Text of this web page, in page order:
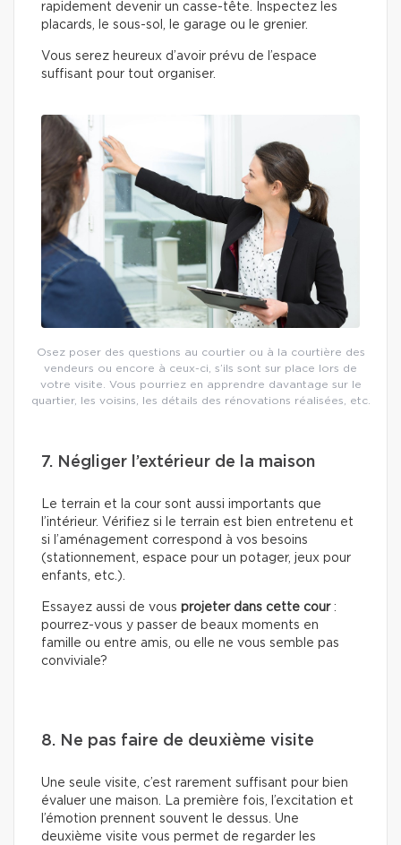
rapidement devenir un casse-tête. Inspectez les
placards, le sous-sol, le garage ou le grenier.
Vous serez heureux d’avoir prévu de l’espace
suffisant pour tout organiser.
Osez poser des questions au courtier ou à la courtière des
vendeurs ou encore à ceux-ci, s’ils sont sur place lors de
votre visite. Vous pourriez en apprendre davantage sur le
quartier, les voisins, les détails des rénovations réalisées, etc.
7. Négliger l’extérieur de la maison
Le terrain et la cour sont aussi importants que
l’intérieur. Vérifiez si le terrain est bien entretenu et
si l’aménagement correspond à vos besoins
(stationnement, espace pour un potager, jeux pour
enfants, etc.).
Essayez aussi de vous projeter dans cette cour:
pourrez-vous y passer de beaux moments en
famille ou entre amis, ou elle ne vous semble pas
conviviale?
8. Ne pas faire de deuxième visite
Une seule visite, c’est rarement suffisant pour bien
évaluer une maison. La première fois, l’excitation et
l’émotion prennent souvent le dessus. Une
deuxième visite vous permet de regarder les